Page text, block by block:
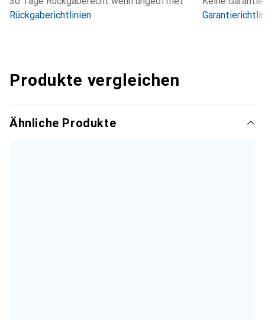
Rückgaberichtlinien
Produkte vergleichen
Ähnliche Produkte